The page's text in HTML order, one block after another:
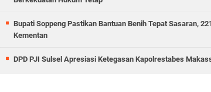
Bupati Soppeng Pastikan Bantuan Benih Tepat Sasaran,
Kementan
DPD PJI Sulsel Apresiasi Ketegasan Kapolrestabes